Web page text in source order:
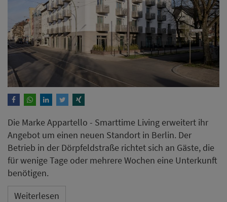
Die Marke Appartello - Smarttime Living erweitert ihr
Angebot um einen neuen Standort in Berlin. Der
Betrieb in der Dörpfeldstraße richtet sich an Gäste, die
für wenige Tage oder mehrere Wochen eine Unterkunft
benötigen.
Weiterlesen